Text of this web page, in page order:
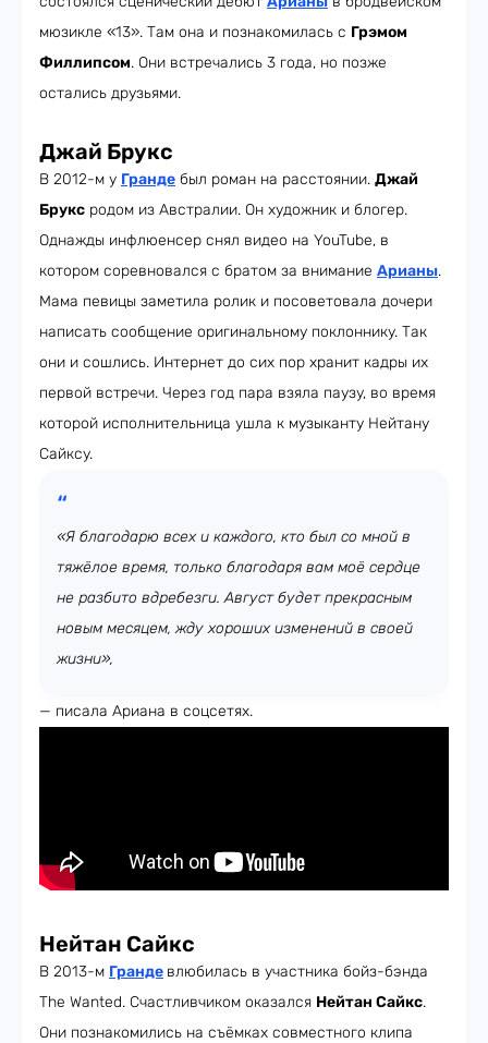
мюзикле «13». Там она и познакомилась с Грэмом
Филлипсом. Они встречались 3 года, но позже
остались друзьями.
Джай Брукс
В 2012-м у Гранде был роман на расстоянии. Джай
Брукс родом из Австралии. Он художник и блогер.
Однажды инфлюенсер снял видео на YouTube, в
котором соревновался с братом за внимание Арианы.
Мама певицы заметила ролик и посоветовала дочери
написать сообщение оригинальному поклоннику. Так
они и сошлись. Интернет до сих пор хранит кадры их
первой встречи. Через год пара взяла паузу, во время
которой исполнительница ушла к музыканту Нейтану
Сайксу.
«Я благодарю всех и каждого, кто был со мной в
тяжёлое время, только благодаря вам моё сердце
не разбито вдребезги. Август будет прекрасным
новым месяцем, жду хороших изменений в своей
жизни»,
— писала Ариана в соцсетях.
Нейтан Сайкс
В 2013-м Гранде влюбилась в участника бойз-бэнда
The Wanted. Счастливчиком оказался Нейтан Сайкс.
Они познакомились на съёмках совместного клипа